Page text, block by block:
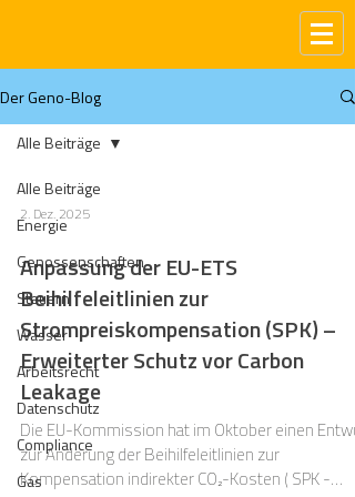
Der Geno-Blog
Alle Beiträge
Energie
Genossenschaften
Steuern
Wasser
Arbeitsrecht
Datenschutz
Compliance
Gas
Alle Beiträge
2. Dez. 2025
Anpassung der EU-ETS
Beihilfeleitlinien zur
Strompreiskompensation (SPK) –
Erweiterter Schutz vor Carbon
Leakage
Die EU-Kommission hat im Oktober einen
zur Änderung der Beihilfeleitlinien zur
Kompensation indirekter CO₂-Kosten ( SPK -